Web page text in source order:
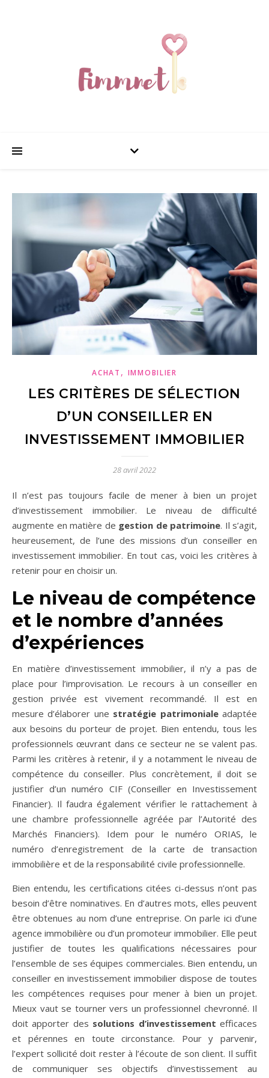
ACHAT , IMMOBILIER
LES CRITÈRES DE SÉLECTION
D’UN CONSEILLER EN
INVESTISSEMENT IMMOBILIER
28 avril 2022
Il n’est pas toujours facile de mener à bien un projet
d’investissement immobilier. Le niveau de difficulté
augmente en matière de gestion de patrimoine. Il s’agit,
heureusement, de l’une des missions d’un conseiller en
investissement immobilier. En tout cas, voici les critères à
retenir pour en choisir un.
Le niveau de compétence
et le nombre d’années
d’expériences
En matière d’investissement immobilier, il n’y a pas de
place pour l’improvisation. Le recours à un conseiller en
gestion privée est vivement recommandé. Il est en
mesure d’élaborer une stratégie patrimonialeadaptée
aux besoins du porteur de projet. Bien entendu, tous les
professionnels œuvrant dans ce secteur ne se valent pas.
Parmi les critères à retenir, il y a notamment le niveau de
compétence du conseiller. Plus concrètement, il doit se
justifier d’un numéro CIF (Conseiller en Investissement
Financier). Il faudra également vérifier le rattachement à
une chambre professionnelle agréée par l’Autorité des
Marchés Financiers). Idem pour le numéro ORIAS, le
numéro d’enregistrement de la carte de transaction
immobilière et de la responsabilité civile professionnelle.
Bien entendu, les certifications citées ci-dessus n’ont pas
besoin d’être nominatives. En d’autres mots, elles peuvent
être obtenues au nom d’une entreprise. On parle ici d’une
agence immobilière ou d’un promoteur immobilier. Elle peut
justifier de toutes les qualifications nécessaires pour
l’ensemble de ses équipes commerciales. Bien entendu, un
conseiller en investissement immobilier dispose de toutes
les compétences requises pour mener à bien un projet.
Mieux vaut se tourner vers un professionnel chevronné. Il
doit apporter des solutions d’investissement efficaces
et pérennes en toute circonstance. Pour y parvenir,
l’expert sollicité doit rester à l’écoute de son client. Il suffit
de communiquer ses objectifs d’investissement au